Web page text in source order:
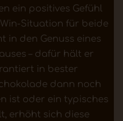
ein positives Gefühl
Situation für beide
in den Genuss eines
– dafür hält er
in bester
dann noch
ist oder ein typisches
erhöht sich diese